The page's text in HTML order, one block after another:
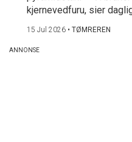
kjernevedfuru, sier
15 Jul 2026 • TØMREREN